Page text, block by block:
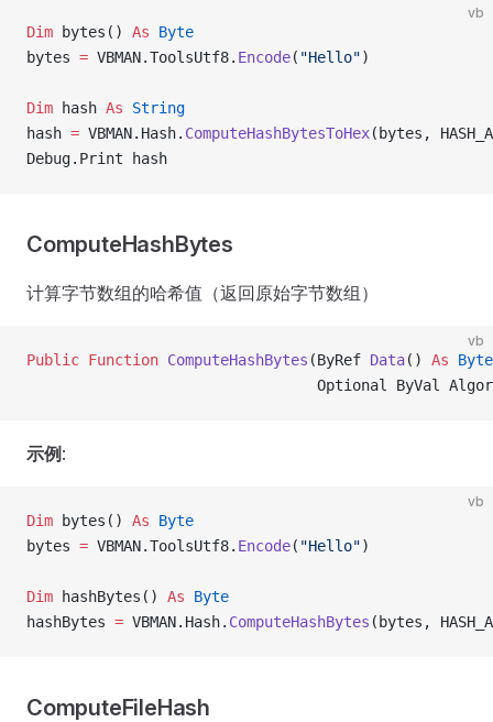
vb
Dim bytes() As Byte
bytes = VBMAN.ToolsUtf8. Encode( "Hello")
Dim hash As String
hash = VBMAN.Hash. ComputeHashBytesToHex(bytes,
Debug.Print hash
ComputeHashBytes
计算字节数组的哈希值（返回原始字节数组）
vb
Public Function ComputeHashBytes (ByRef Data() As Byte
Optional ByVal
示例 :
vb
Dim bytes() As Byte
bytes = VBMAN.ToolsUtf8. Encode( "Hello")
Dim hashBytes() As Byte
hashBytes = VBMAN.Hash. ComputeHashBytes (bytes,
ComputeFileHash